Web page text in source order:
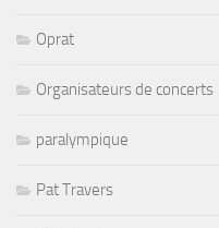
Oprat
Organisateurs de concerts
paralympique
Pat Travers